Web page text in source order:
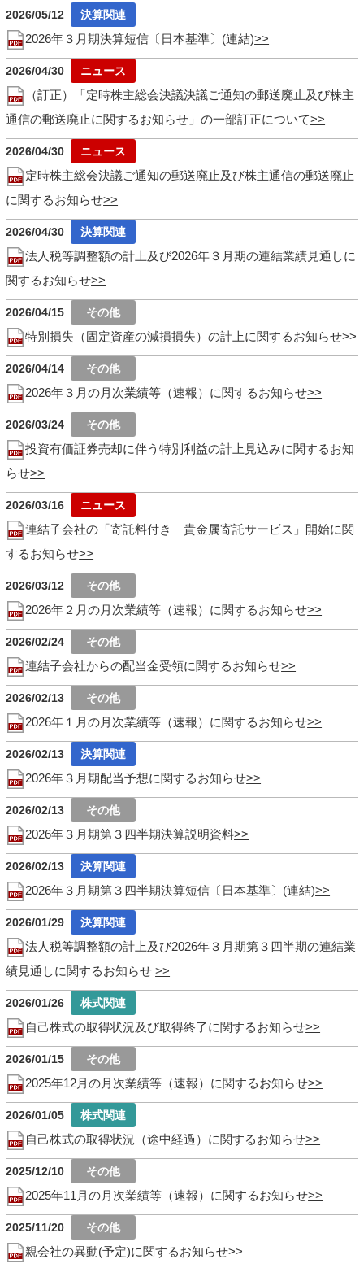
2026/05/12
2026年３月期決算短信〔日本基準〕(連結)
2026/04/30
（訂正）「定時株主総会決議決議ご通知の郵送廃止及び株主
通信の郵送廃止に関するお知らせ」の一部訂正について
2026/04/30
定時株主総会決議ご通知の郵送廃止及び株主通信の郵送廃止
に関するお知らせ
2026/04/30
法人税等調整額の計上及び2026年３月期の連結業績見通しに
関するお知らせ
2026/04/15
特別損失（固定資産の減損損失）の計上に関するお知らせ
2026/04/14
2026年３月の月次業績等（速報）に関するお知らせ
2026/03/24
投資有価証券売却に伴う特別利益の計上見込みに関するお知
らせ
2026/03/16
連結子会社の「寄託料付き 貴金属寄託サービス」開始に関
するお知らせ
2026/03/12
2026年２月の月次業績等（速報）に関するお知らせ
2026/02/24
連結子会社からの配当金受領に関するお知らせ
2026/02/13
2026年１月の月次業績等（速報）に関するお知らせ
2026/02/13
2026年３月期配当予想に関するお知らせ
2026/02/13
2026年３月期第３四半期決算説明資料
2026/02/13
2026年３月期第３四半期決算短信〔日本基準〕(連結)
2026/01/29
法人税等調整額の計上及び2026年３月期第３四半期の連結業
績見通しに関するお知らせ
2026/01/26
自己株式の取得状況及び取得終了に関するお知らせ
2026/01/15
2025年12月の月次業績等（速報）に関するお知らせ
2026/01/05
自己株式の取得状況（途中経過）に関するお知らせ
2025/12/10
2025年11月の月次業績等（速報）に関するお知らせ
2025/11/20
親会社の異動(予定)に関するお知らせ